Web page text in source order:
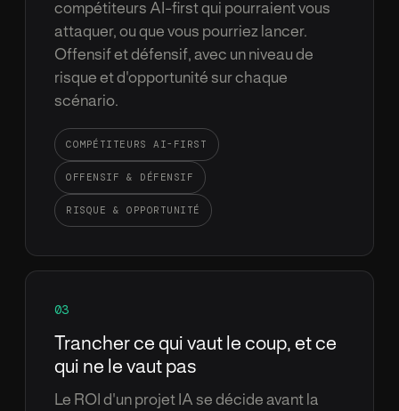
compétiteurs AI-first qui pourraient vous
attaquer, ou que vous pourriez lancer.
Offensif et défensif, avec un niveau de
risque et d'opportunitésur chaque
scénario.
COMPÉ TITEURS AI-FIRST
OFFENSIF & D ÉFENSIF
RISQUE & OPPORTUNITÉ
03
Trancher ce qui vaut le coup, et ce
qui ne le vaut pas
Le ROI d'un projet IA se décide avant la